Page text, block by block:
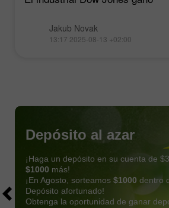
Jakub Novak
13:17 2025-08-13 +02:00
Depósito al azar
¡Haga un depósito en su cuenta de
$1000 más!
¡En Agosto, sorteamos $1000 dentro
Depósito afortunado!
Obtenga la oportunidad de ganar